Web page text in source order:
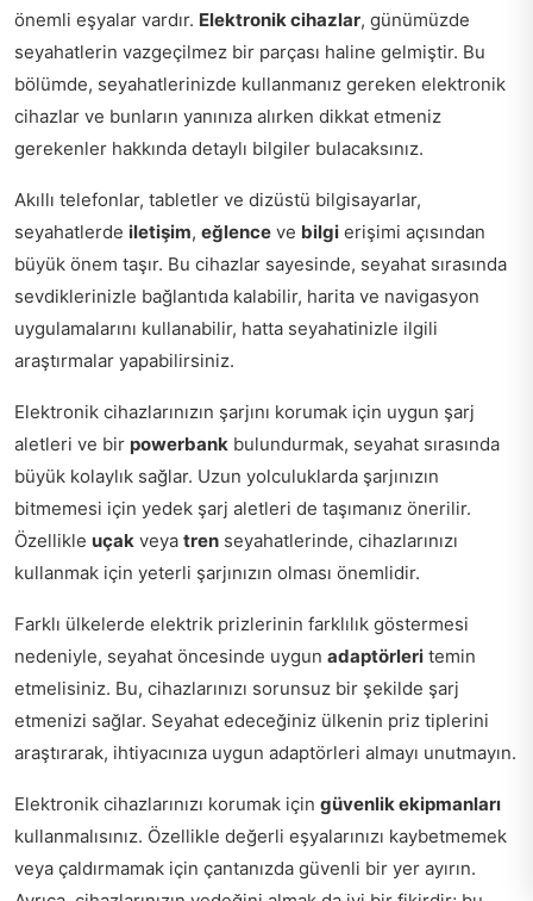
önemli eşyalar vardır. Elektronik cihazlar, günümüzde
seyahatlerin vazgeçilmez bir parçası haline gelmiştir. Bu
bölümde, seyahatlerinizde kullanmanız gereken elektronik
cihazlar ve bunların yanınıza alırken dikkat etmeniz
gerekenler hakkında detaylı bilgiler bulacaksınız.
Akıllı telefonlar, tabletler ve dizüstü bilgisayarlar,
seyahatlerde iletişim, eğlence ve bilgi erişimi açısından
büyük önem taşır. Bu cihazlar sayesinde, seyahat sırasında
sevdiklerinizle bağlantıda kalabilir, harita ve navigasyon
uygulamalarını kullanabilir, hatta seyahatinizle ilgili
araştırmalar yapabilirsiniz.
Elektronik cihazlarınızın şarjını korumak için uygun şarj
aletleri ve bir powerbank bulundurmak, seyahat sırasında
büyük kolaylık sağlar. Uzun yolculuklarda şarjınızın
bitmemesi için yedek şarj aletleri de taşımanız önerilir.
Özellikle uçak veya tren seyahatlerinde, cihazlarınızı
kullanmak için yeterli şarjınızın olması önemlidir.
Farklı ülkelerde elektrik prizlerinin farklılık göstermesi
nedeniyle, seyahat öncesinde uygun adaptörleri temin
etmelisiniz. Bu, cihazlarınızı sorunsuz bir şekilde şarj
etmenizi sağlar. Seyahat edeceğiniz ülkenin priz tiplerini
araştırarak, ihtiyacınıza uygun adaptörleri almayı unutmayın.
Elektronik cihazlarınızı korumak için güvenlik ekipmanları
kullanmalısınız. Özellikle değerli eşyalarınızı kaybetmemek
veya çaldırmamak için çantanızda güvenli bir yer ayırın.